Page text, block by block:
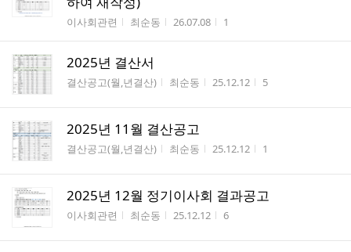
게시판명
이사회관련 작성자
최순동 작성시간
26.07.08 조회수
1
2025년 결산서
게시판명
결산공고(월,년결산) 작성자
최순동 작성시간
25.12.12 조회수
5
2025년 11월 결산공고
게시판명
결산공고(월,년결산) 작성자
최순동 작성시간
25.12.12 조회수
1
2025년 12월 정기이사회 결과공고
게시판명
이사회관련 작성자
최순동 작성시간
25.12.12 조회수
6